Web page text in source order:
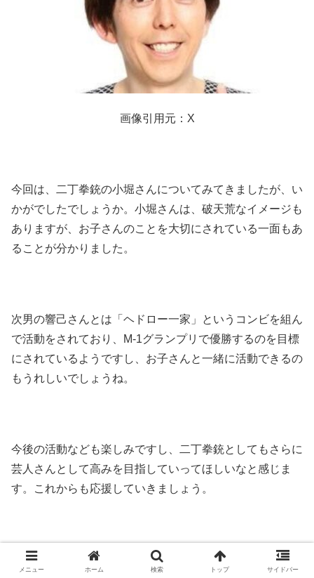
画像引用元：X
今回は、二丁拳銃の小堀さんについてみてきましたが、い
かがでしたでしょうか。小堀さんは、破天荒なイメージも
ありますが、お子さんのことを大切にされている一面もあ
ることが分かりました。
次男の響己さんとは「ヘドロー一家」というコンビを組ん
で活動をされており、M-1グランプリで優勝するのを目標
にされているようですし、お子さんと一緒に活動できるの
もうれしいでしょうね。
今後の活動なども楽しみですし、二丁拳銃としてもさらに
芸人さんとして高みを目指していってほしいなと感じま
す。これからも応援していきましょう。
スポンサーリンク
メニュー ホーム 検索 トップ サイドバー